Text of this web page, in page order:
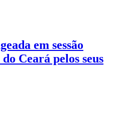
em sessão
Ceará pelos seus